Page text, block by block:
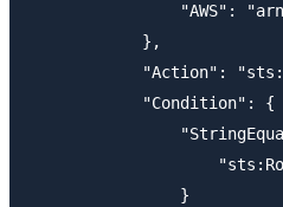
"AWS":
            },
"Action":
            "Condition": {
                }